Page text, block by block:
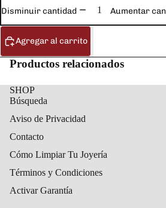
Disminuir cantidad Aumentar
Agregar al carrito
Productos relacionados
SHOP
Búsqueda
Aviso de Privacidad
Contacto
Cómo Limpiar Tu Joyería
Términos y Condiciones
Activar Garantía